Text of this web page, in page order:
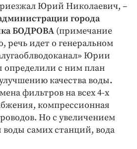
Юрий Николаевич, –
города
БОДРОВА (примечание
речь идет о генеральном
Юрии
с ним план
качества воды.
фильтров на всех 4-х
компрессионная
Но с увеличением
самих станций, вода